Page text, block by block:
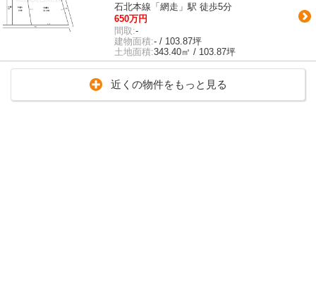
石北本線「網走」駅 徒歩5分
650万円
間取:-
建物面積:- / 103.87坪
土地面積:343.40㎡ / 103.87坪
近くの物件をもっと見る